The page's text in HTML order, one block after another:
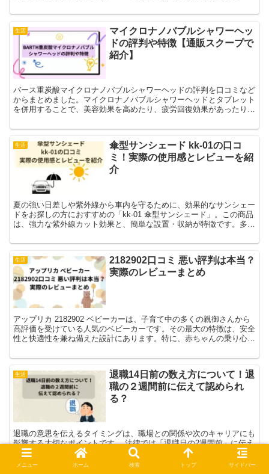
生活
マイクロナノバブルシャワーヘッ
ドの評判や特徴【通販スクープで
紹介】
バース重炭酸マイクロナノバブルシャワーヘッドの評判を口コミなど
からまとめました。マイクロナノバブルシャワーヘッドとタブレット
を併用することで、美容効果を高めたり、疲労回復効果があったりと
生活
傘型サンシェード kk-01の口コ
ミ！実際の使用感とレビューを紹
介
夏の強い日差しや紫外線から車内を守るために、効果的なサンシェー
ドをお探しの方におすすめの「kk-01 傘型サンシェード」。この商品
は、強力な紫外線カット効果と、簡単な設置・収納が特徴です。多く
生活
2182902口コミ 悪い評判は本当？
実際のレビューまとめ
アップリカ 2182902 ベビーカーは、子育て中の多くの親御さんから
高評価を受けている人気のベビーカーです。その最大の特徴は、安全
性と快適性を兼ね備えた設計にあります。特に、赤ちゃんの乗り心地
生活
退職14日前の数え方について！退
職の２週間前に伝えて認められ
る？
退職の意思を伝えるタイミングは、職場との関係や次のキャリアにも
影響する大切なポイントです。 法律では「退職日の2週間前」に伝え
れば辞められるとされていますが、就業規則や雇用形態によっては異
なる場合もあります。 特に「14日前の数え方」や、土...
メニュー ホーム 検索 トップ サイドバー